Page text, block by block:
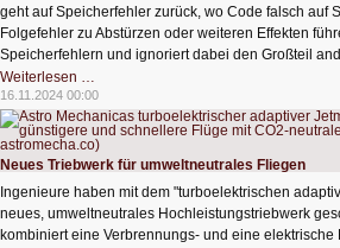
geht auf Speicherfehler zurück, wo Code falsch auf
Folgefehler zu Abstürzen oder weiteren Effekten
Speicherfehlern und ignoriert dabei den Großteil
Weiterlesen …
bestimmt
nicht
die
IT-
Sicherheit
16.11.2024 00:00
Neues Triebwerk für umweltneutrales Fliegen
Ingenieure haben mit dem "turboelektrischen
neues, umweltneutrales Hochleistungstriebwerk
kombiniert eine Verbrennungs- und eine elektrische